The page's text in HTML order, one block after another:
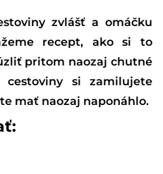
zvlášť a omáčku
recept, ako si to
pritom naozaj chutné
si zamilujete
mať naozaj naponáhlo.